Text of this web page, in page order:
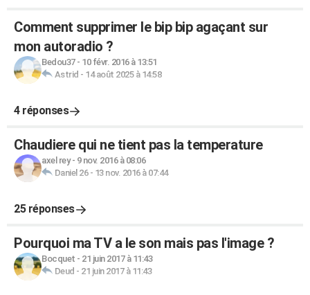
Comment supprimer le bip bip agaçant sur
mon autoradio ?
Bedou37- 10 févr. 2016 à 13:51
Astrid - 14 août 2025 à 14:58
4 réponses
Chaudiere qui ne tient pas la temperature
axel rey- 9 nov. 2016 à 08:06
Daniel 26- 13 nov. 2016 à 07:44
25 réponses
Pourquoi ma TV a le son mais pas l'image ?
Bocquet - 21 juin 2017 à 11:43
Deud - 21 juin 2017 à 11:43